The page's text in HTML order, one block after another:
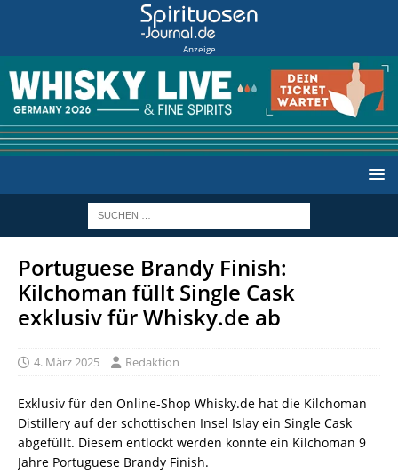
Anzeige
Portuguese Brandy Finish:
Kilchoman füllt Single Cask
exklusiv für Whisky.de ab
4. März 2025 Redaktion
Exklusiv für den Online-Shop Whisky.de hat die Kilchoman
Distillery auf der schottischen Insel Islay ein Single Cask
abgefüllt. Diesem entlockt werden konnte ein Kilchoman 9
Jahre Portuguese Brandy Finish.